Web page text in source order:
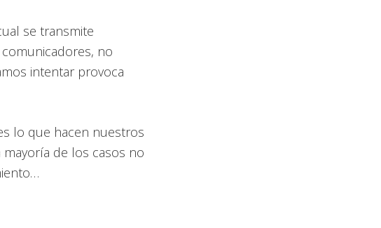
se transmite
no
intentar provoca
lo que hacen nuestros
de los casos no